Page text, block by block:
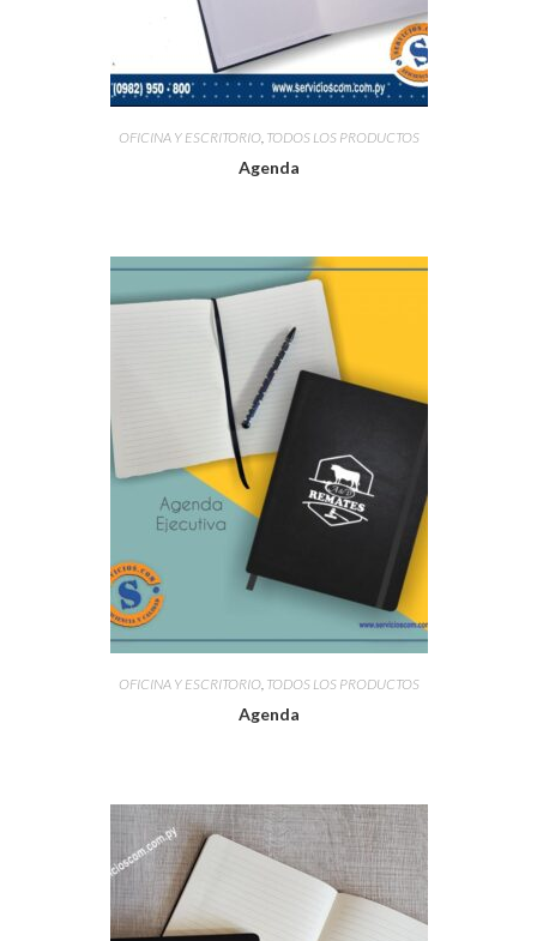
OFICINA Y ESCRITORIO, TODOS LOS PRODUCTOS
Agenda
OFICINA Y ESCRITORIO, TODOS LOS PRODUCTOS
Agenda